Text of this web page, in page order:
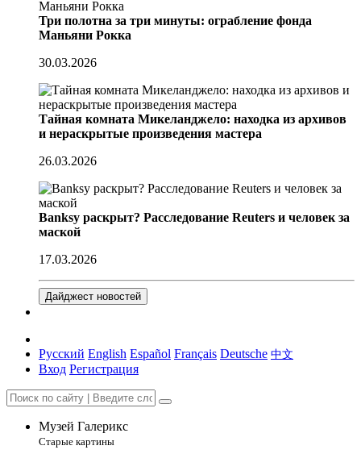
Три полотна за три минуты: ограбление фонда
Маньяни Рокка
30.03.2026
Тайная комната Микеланджело: находка из архивов
и нераскрытые произведения мастера
26.03.2026
Banksy раскрыт? Расследование Reuters и человек за
маской
17.03.2026
Дайджест новостей
Русский English Español Français Deutsche 中文
Вход Регистрация
Музей Галерикс
Старые картины